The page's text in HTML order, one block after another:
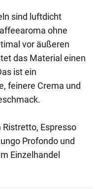
sind luftdicht
ohne
vor äußeren
das Material einen
ist ein
feinere Crema und
Ristretto, Espresso
Profondo und
Einzelhandel